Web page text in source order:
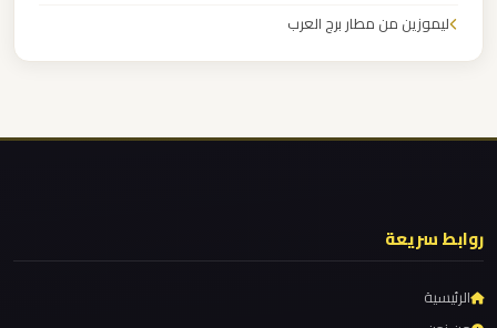
ليموزين من مطار برج العرب
ليموزين من مطار القاهرة
ليموزين من القاهرة الى مطار برج العرب
ليموزين مطار شرم الشيخ
ليموزين مطار سفنكس
اكتوبر
الجديدة
مصر
ليموزين
روابط سريعة
الرئيسية